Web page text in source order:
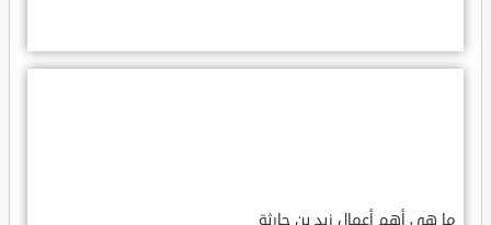
ما هي أهم أعمال زيد بن حارثة